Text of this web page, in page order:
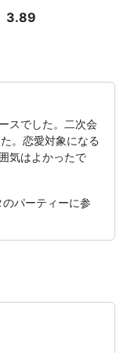
3.89
スでした。二次会
。恋愛対象になる
気はよかったで
パーティーに参